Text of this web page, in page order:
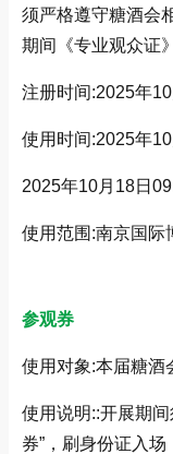
须严格遵守糖酒会
期间《专业观众证
注册时间:2025年
使用时间:2025年
2025年10月18日
使用范围:南京国际
参观券
使用对象:本届糖酒
使用说明::开展期
券”，刷身份证入